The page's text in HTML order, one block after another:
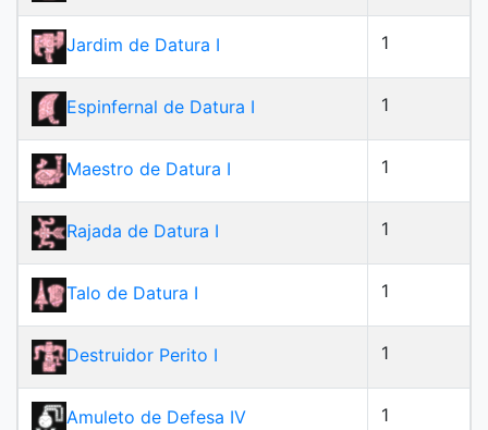
Jardim de Datura I 1
Espinfernal de Datura I 1
Maestro de Datura I 1
Rajada de Datura I 1
Talo de Datura I 1
Destruidor Perito I 1
Amuleto de Defesa IV 1